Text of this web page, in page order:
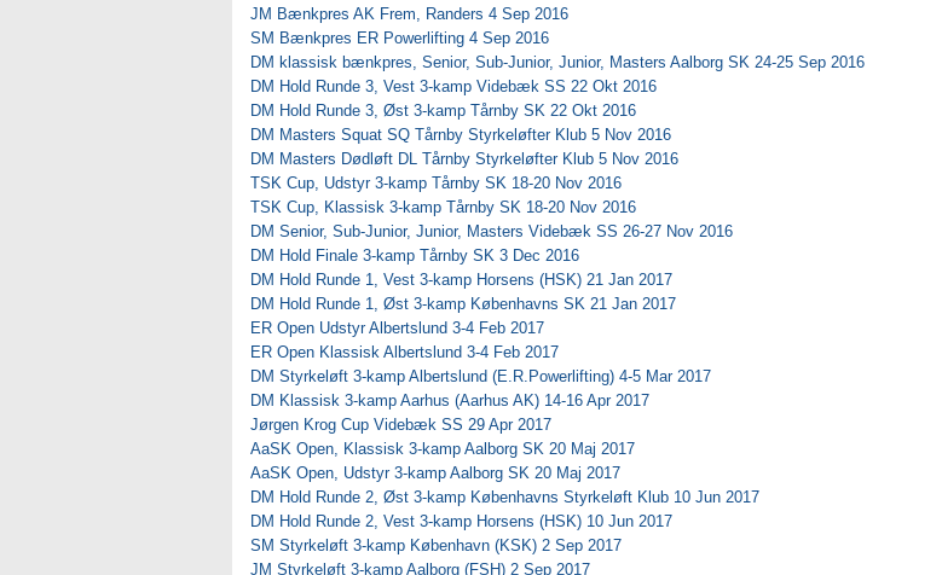
JM Bænkpres AK Frem, Randers 4 Sep 2016
SM Bænkpres ER Powerlifting 4 Sep 2016
DM klassisk bænkpres, Senior, Sub-Junior, Junior, Masters Aalborg SK 24-25 Sep 2016
DM Hold Runde 3, Vest 3-kamp Videbæk SS 22 Okt 2016
DM Hold Runde 3, Øst 3-kamp Tårnby SK 22 Okt 2016
DM Masters Squat SQ Tårnby Styrkeløfter Klub 5 Nov 2016
DM Masters Dødløft DL Tårnby Styrkeløfter Klub 5 Nov 2016
TSK Cup, Udstyr 3-kamp Tårnby SK 18-20 Nov 2016
TSK Cup, Klassisk 3-kamp Tårnby SK 18-20 Nov 2016
DM Senior, Sub-Junior, Junior, Masters Videbæk SS 26-27 Nov 2016
DM Hold Finale 3-kamp Tårnby SK 3 Dec 2016
DM Hold Runde 1, Vest 3-kamp Horsens (HSK) 21 Jan 2017
DM Hold Runde 1, Øst 3-kamp Københavns SK 21 Jan 2017
ER Open Udstyr Albertslund 3-4 Feb 2017
ER Open Klassisk Albertslund 3-4 Feb 2017
DM Styrkeløft 3-kamp Albertslund (E.R.Powerlifting) 4-5 Mar 2017
DM Klassisk 3-kamp Aarhus (Aarhus AK) 14-16 Apr 2017
Jørgen Krog Cup Videbæk SS 29 Apr 2017
AaSK Open, Klassisk 3-kamp Aalborg SK 20 Maj 2017
AaSK Open, Udstyr 3-kamp Aalborg SK 20 Maj 2017
DM Hold Runde 2, Øst 3-kamp Københavns Styrkeløft Klub 10 Jun 2017
DM Hold Runde 2, Vest 3-kamp Horsens (HSK) 10 Jun 2017
SM Styrkeløft 3-kamp København (KSK) 2 Sep 2017
JM Styrkeløft 3-kamp Aalborg (FSH) 2 Sep 2017